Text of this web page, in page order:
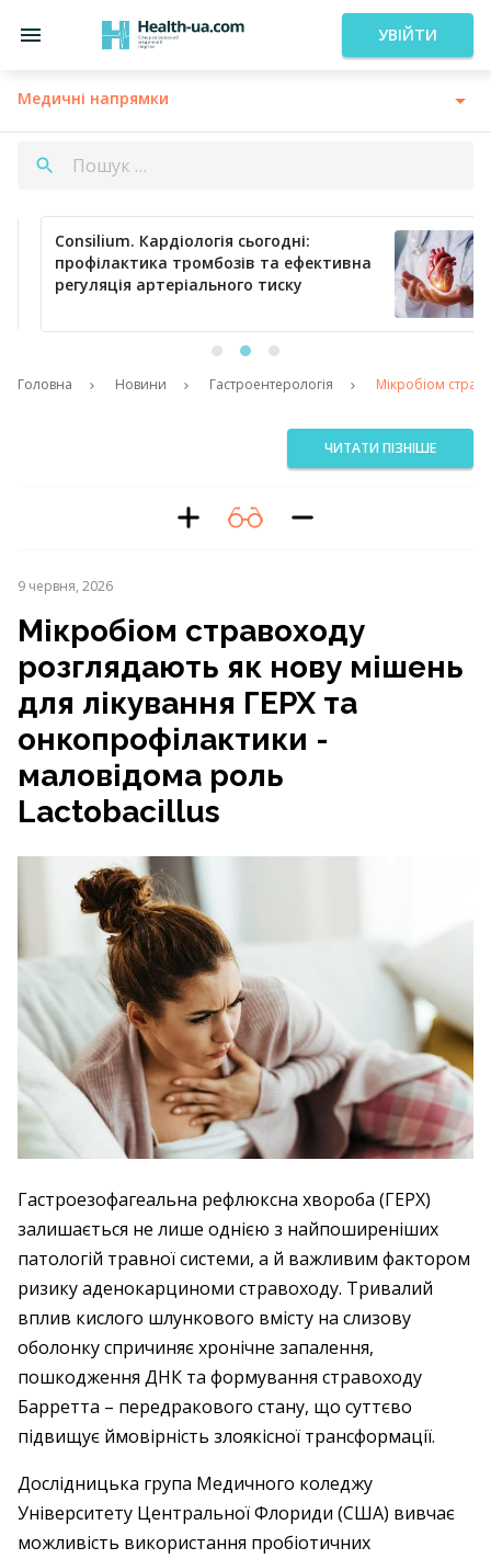
УВІЙТИ
Медичні напрямки
Consilium. Кардіологія сьогодні:
профілактика тромбозів та ефективна
регуляція артеріального тиску
Головна Новини Гастроентерологія Мікробіом
ЧИТАТИ ПІЗНІШЕ
9 червня, 2026
Мікробіом стравоходу
розглядають як нову мішень
для лікування ГЕРХ та
онкопрофілактики -
маловідома роль
Lactobacillus
Гастроезофагеальна рефлюксна хвороба (ГЕРХ)
залишається не лише однією з найпоширеніших
патологій травної системи, а й важливим фактором
ризику аденокарциноми стравоходу. Тривалий
вплив кислого шлункового вмісту на слизову
оболонку спричиняє хронічне запалення,
пошкодження ДНК та формування стравоходу
Барретта – передракового стану, що суттєво
підвищує ймовірність злоякісної трансформації.
Дослідницька група Медичного коледжу
Університету Центральної Флориди (США) вивчає
можливість використання пробіотичних